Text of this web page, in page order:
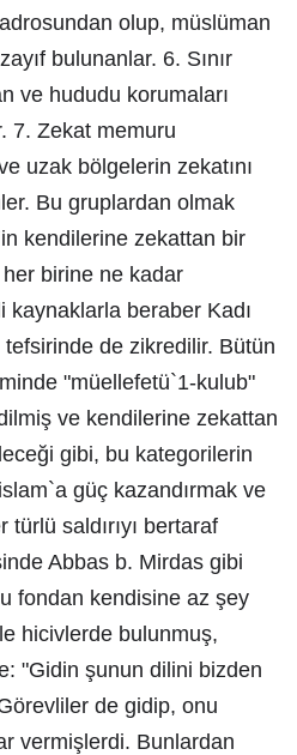
olup, müslüman
bulunanlar. 6. Sınır
ve hududu korumaları
7. Zekat memuru
uzak bölgelerin zekatını
Bu gruplardan olmak
kendilerine zekattan bir
birine ne kadar
beraber Kadı
de zikredilir. Bütün
"müellefetü`1-kulub"
ve kendilerine zekattan
gibi, bu kategorilerin
güç kazandırmak ve
türlü saldırıyı bertaraf
Abbas b. Mirdas gibi
fondan kendisine az şey
hicivlerde bulunmuş,
"Gidin şunun dilini bizden
de gidip, onu
vermişlerdi. Bunlardan